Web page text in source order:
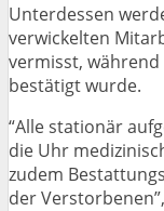
Unterdessen
verwickelten
vermisst,
bestätigt wurde.
“Alle stationär
die Uhr
zudem
der